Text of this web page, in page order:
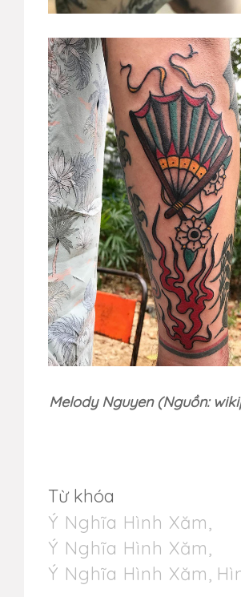
Melody Nguyen (Nguồn:
Từ khóa
Ý Nghĩa Hình Xăm,
Ý Nghĩa Hình Xăm,
Ý Nghĩa Hình Xăm,